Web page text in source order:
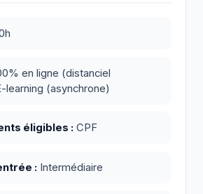
en ligne (distanciel
learning (asynchrone)
éligibles : CPF
: Intermédiaire